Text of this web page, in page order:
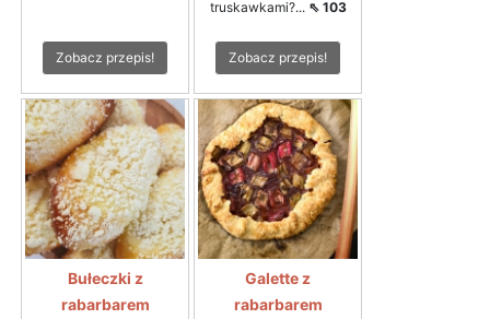
Zobacz przepis!
truskawkami?... ⇖ 103
Zobacz przepis!
Bułeczki z
rabarbarem
Galette z
rabarbarem